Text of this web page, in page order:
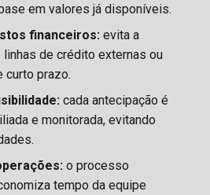
em valores já disponíveis.
financeiros: evita a
de crédito externas ou
curto prazo.
cada antecipação é
e monitorada, evitando
o processo
tempo da equipe